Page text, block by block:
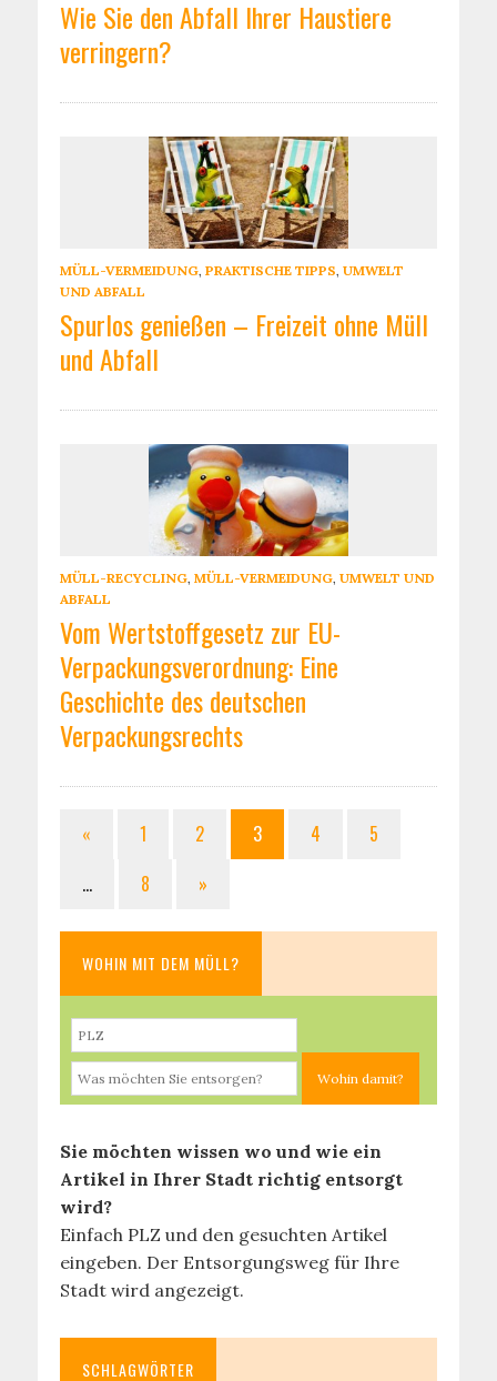
Wie Sie den Abfall Ihrer Haustiere
verringern?
MÜLL-VERMEIDUNG, PRAKTISCHE TIPPS, UMWELT
UND ABFALL
Spurlos genießen – Freizeit ohne Müll
und Abfall
MÜLL-RECYCLING, MÜLL-VERMEIDUNG, UMWELT UND
ABFALL
Vom Wertstoffgesetz zur EU-
Verpackungsverordnung: Eine
Geschichte des deutschen
Verpackungsrechts
« 1 2 3 4
5
…
8 »
WOHIN MIT DEM MÜLL?
Sie möchten wissen wo und wie ein
Artikel in Ihrer Stadt richtig entsorgt
wird?
Einfach PLZ und den gesuchten Artikel
eingeben. Der Entsorgungsweg für Ihre
Stadt wird angezeigt.
SCHLAGWÖRTER